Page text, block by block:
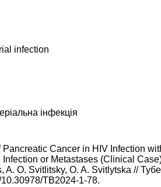
infection
інфекція
Cancer in HIV Infection
or Metastases (Clinical
A. O. Svitlitsky, O. A. Svitlytska //
TB2024-1-78.